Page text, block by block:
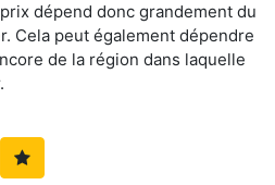
dépend donc grandement du
Cela peut également dépendre
de la région dans laquelle